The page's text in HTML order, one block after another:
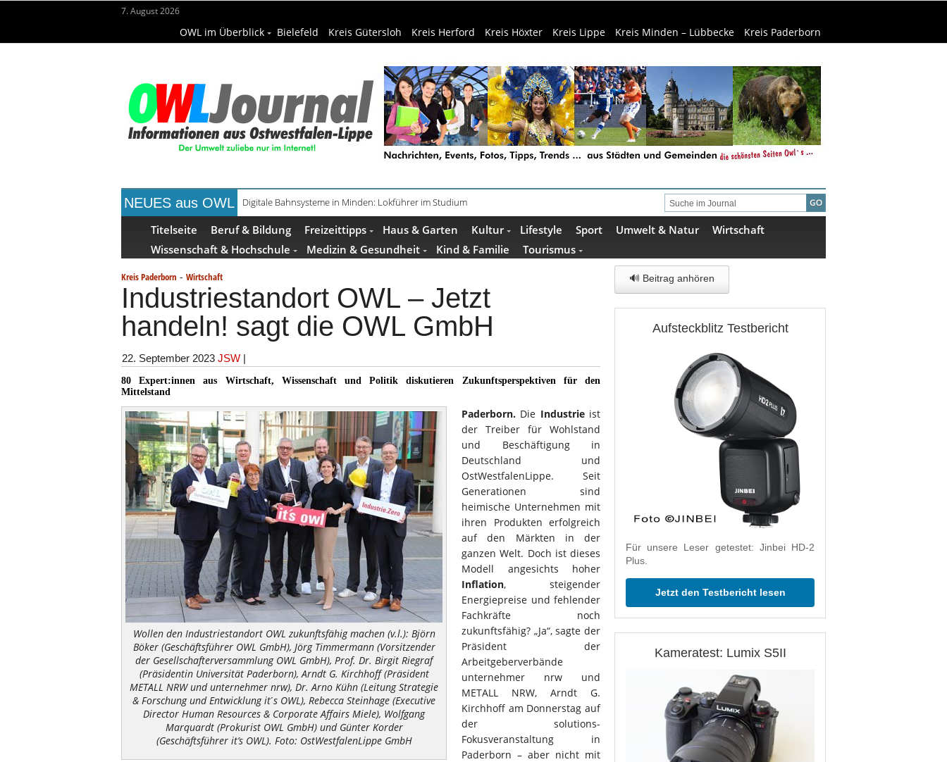
7. August 2026
OWL im Überblick Bielefeld Kreis Gütersloh Kreis Herford Kreis Höxter Kreis Lippe Kreis Minden – Lübbecke Kreis Paderborn
NEUES aus OWL Digitale Bahnsysteme in Minden: Lokführer im Studium
Waldbrandgefahr beim Camping: Das sollten Reisende beachten
Titelseite Beruf & Bildung Freizeittipps Haus & Garten Kultur Lifestyle Sport Umwelt & Natur
Wirtschaft
Wissenschaft & Hochschule
Medizin & Gesundheit Kind & Familie Tourismus
Kreis Paderborn - Wirtschaft
Industriestandort OWL – Jetzt
handeln! sagt die OWL GmbH
22. September 2023 JSW |
80 Expert:innen aus Wirtschaft, Wissenschaft und Politik diskutieren Zukunftsperspektiven für den
Mittelstand
Wollen den Industriestandort OWL zukunftsfähig machen (v.l.): Björn
Böker (Geschäftsführer OWL GmbH), Jörg Timmermann (Vorsitzender
der Gesellschafterversammlung OWL GmbH), Prof. Dr. Birgit Riegraf
(Präsidentin Universität Paderborn), Arndt G. Kirchhoff (Präsident
METALL NRW und unternehmer nrw), Dr. Arno Kühn (Leitung Strategie
& Forschung und Entwicklung it ́s OWL), Rebecca Steinhage (Executive
Director Human Resources & Corporate Affairs Miele), Wolfgang
Marquardt (Prokurist OWL GmbH) und Günter Korder
(Geschäftsführer it’s OWL). Foto: OstWestfalenLippe GmbH
Paderborn. Die Industrieist
der Treiber für Wohlstand
und Beschäftigung in
Deutschland und
OstWestfalenLippe. Seit
Generationen sind
heimische Unternehmen mit
ihren Produkten erfolgreich
auf den Märkten in der
ganzen Welt. Doch ist dieses
Modell angesichts hoher
Inflation, steigender
Energiepreise und fehlender
Fachkräfte noch
zukunftsfähig? „Ja“, sagte der
Präsident der
Arbeitgeberverbände
unternehmer nrw und
METALL NRW, Arndt G.
Kirchhoff am Donnerstag auf
der solutions-
Fokusveranstaltung in
Paderborn – aber nicht mit
🔊 Beitrag anhören
Aufsteckblitz Testbericht
Für unsere Leser getestet: Jinbei HD-2
Plus.
Jetzt den Testbericht lesen
Kameratest: Lumix S5II